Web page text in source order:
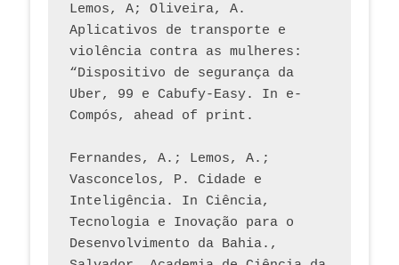
Lemos, A; Oliveira, A.
Aplicativos de transporte e
violência contra as mulheres:
“Dispositivo de segurança da
Uber, 99 e Cabufy-Easy. In e-
Compós, ahead of print.
Fernandes, A.; Lemos, A.;
Vasconcelos, P. Cidade e
Inteligência. In Ciência,
Tecnologia e Inovação para o
Desenvolvimento da Bahia.,